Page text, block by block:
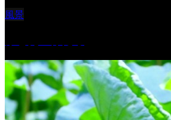
風景